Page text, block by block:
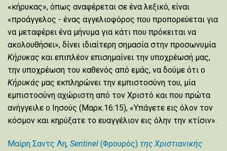
«κήρυκας», όπως αναφέρεται σε ένα λεξικό, είναι
«προάγγελος - ένας αγγελιοφόρος που προπορεύεται για
να μεταφέρει ένα μήνυμα για κάτι που πρόκειται να
ακολουθήσει», δίνει ιδιαίτερη σημασία στην προσωνυμία
Κήρυκας και επιπλέον επισημαίνει την υποχρέωσή μας,
την υποχρέωση του καθενός από εμάς, να δούμε ότι ο
Κήρυκάς μας εκπληρώνει την εμπιστοσύνη του, μία
εμπιστοσύνη αχώριστη από τον Χριστό και που πρώτα
ανήγγειλε ο Ιησούς (Μαρκ.16:15), «Υπάγετε εις όλον τον
κόσμον και κηρύξατε το ευαγγέλιον εις όλην την κτίσιν».
Μαίρη Σαντς Λη, Sentinel (Φρουρός) της Χριστιανικής